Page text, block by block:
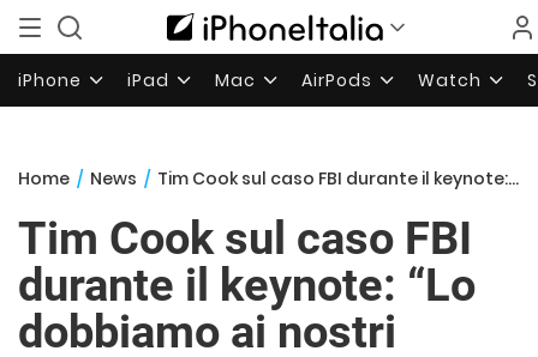
iPhone iPad Mac AirPods Watch
Home / News / Tim Cook sul caso FBI durante il keynote: “Lo dobbiamo ai nostri clienti”
Tim Cook sul caso FBI
durante il keynote: “Lo
dobbiamo ai nostri